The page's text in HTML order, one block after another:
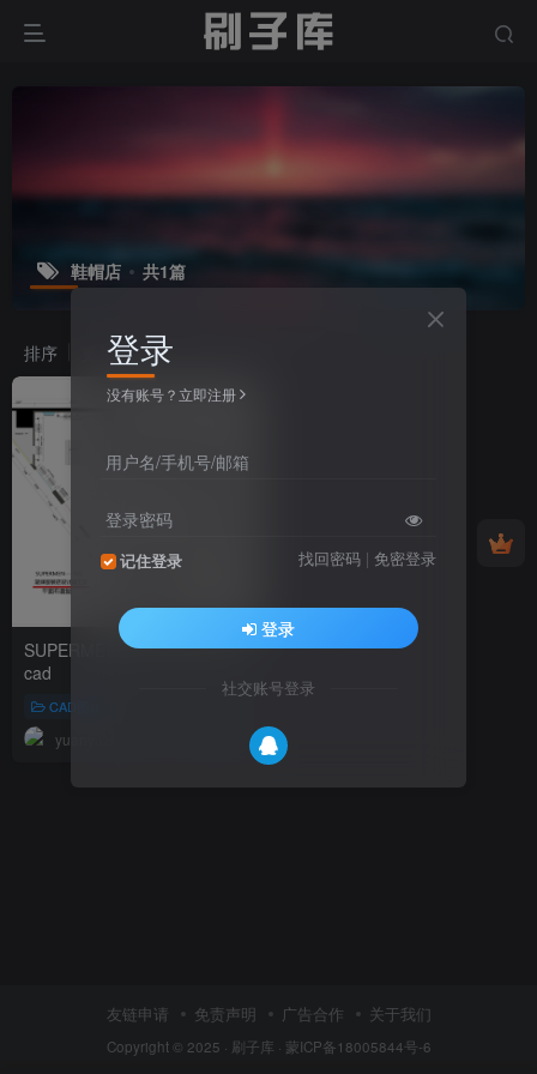
鞋帽店 共1篇
排序 更新 浏览
SUPERME服装店设计施工图
cad
CAD图库
yuanyuzhou
友链申请 免责声明 广告合作 关于我们
Copyright © 2025 · 刷子库 · 蒙ICP备18005844号-6
登录
没有账号？立即注册
用户名/手机号/邮箱
登录密码
记住登录 找回密码 | 免密登录
登录
社交账号登录